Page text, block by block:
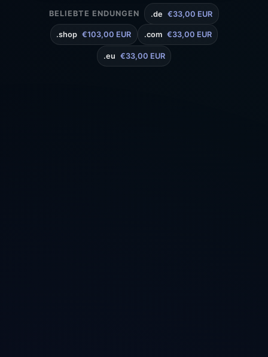
BELIEBTE ENDUNGEN .de €33,00 EUR
.shop €103,00 EUR .com €33,00 EUR
.eu €33,00 EUR